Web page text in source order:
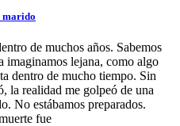
marido
de muchos años. Sabemos
imaginamos lejana, como algo
dentro de mucho tiempo. Sin
la realidad me golpeó de una
No estábamos preparados.
fue